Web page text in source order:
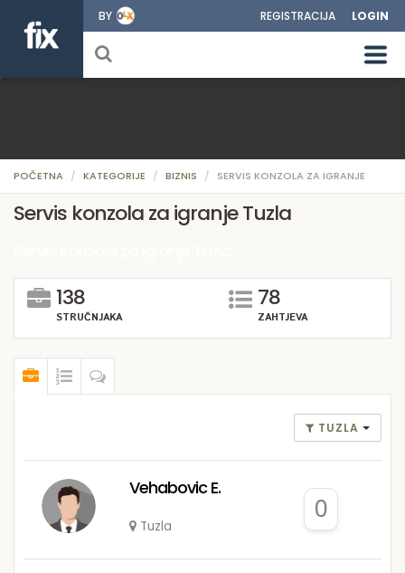
BY REGISTRACIJA LOGIN
POČETNA KATEGORIJE BIZNIS SERVIS KONZOLA ZA IGRANJE
Servis konzola za igranje Tuzla
138
STRUČNJAKA
78
ZAHTJEVA
TUZLA
Vehabovic E.
Tuzla
0